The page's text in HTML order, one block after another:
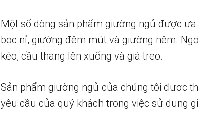
Một số dòng sản phẩm giường ngủ được
bọc nỉ, giường đệm mút và giường nệm.
kéo, cầu thang lên xuống và giá treo.
Sản phẩm giường ngủ của chúng tôi được
yêu cầu của quý khách trong việc sử dụng